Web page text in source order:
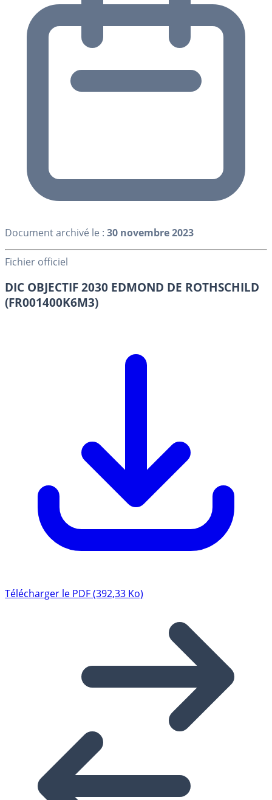
Document archivé le : 30 novembre 2023
Fichier officiel
DIC OBJECTIF 2030 EDMOND DE ROTHSCHILD
(FR001400K6M3)
Télécharger le PDF (392,33 Ko)